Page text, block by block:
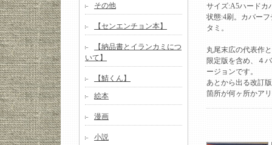
その他
【センエンチョン本】
【納品書とイランカミにつ
いて】
【鯖くん】
絵本
漫画
小説
サイズ:A5ハードカ
状態:4刷。カバー
タミ。
丸尾末広の代表作
限定版を含め、４
ージョンです。
あとから出る改訂
箇所が何ヶ所かア